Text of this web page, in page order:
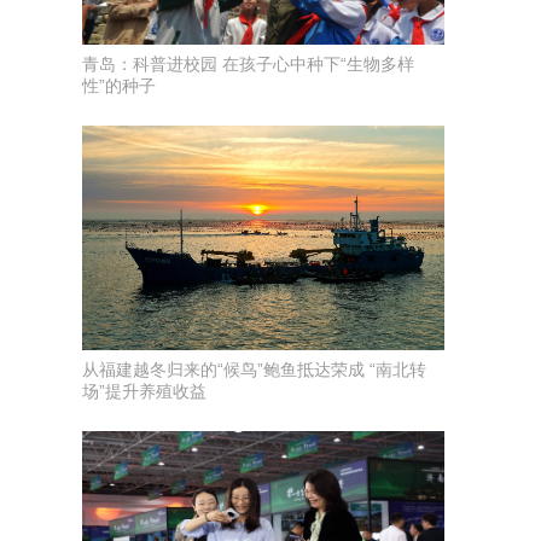
青岛：科普进校园 在孩子心中种下“生物多样
性”的种子
从福建越冬归来的“候鸟”鲍鱼抵达荣成 “南北转
场”提升养殖收益